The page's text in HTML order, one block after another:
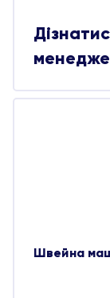
Швейна